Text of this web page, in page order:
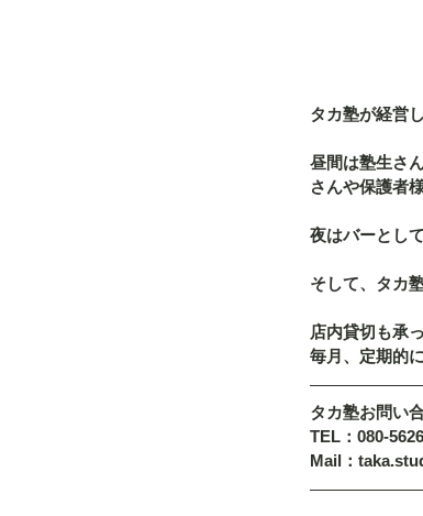
タカ塾が経営
昼間は塾生さ
さんや保護者
夜はバーとし
そして、タカ
店内貸切も承
毎月、定期的
タカ塾お問い
TEL：080-
Mail：